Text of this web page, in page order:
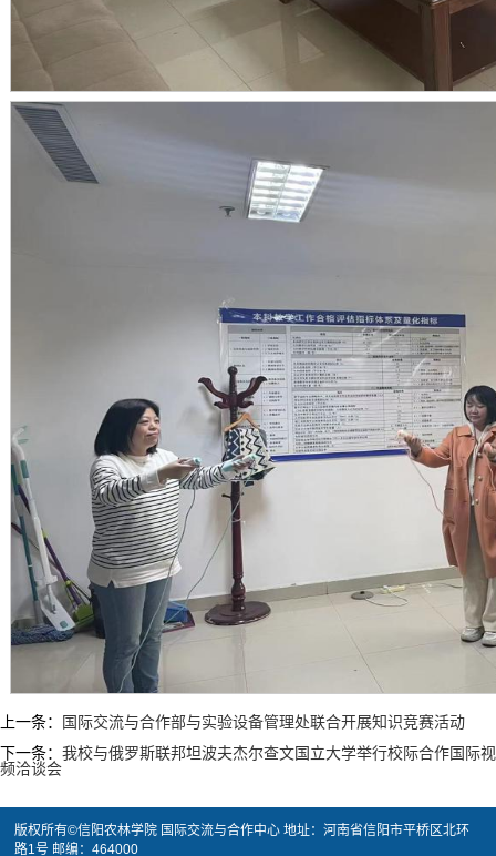
上一条：
国际交流与合作部与实验设备管理处联合开展知识竞赛活动
下一条： 我校与俄罗斯联邦坦波夫杰尔查文国立大学举行校际合作国际视
频洽谈会
版权所有©信阳农林学院 国际交流与合作中心 地址：河南省信阳市平桥区北环
路1号 邮编：464000